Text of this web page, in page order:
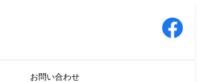
お問い合わせ